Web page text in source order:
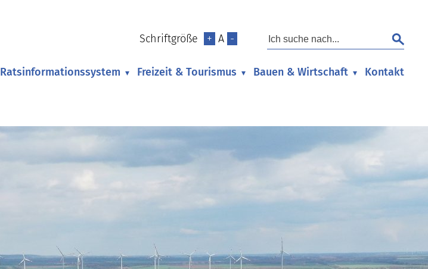
Schriftgröße + A -
Ratsinformationssystem ▾ Freizeit & Tourismus ▾ Bauen & Wirtschaft ▾ Kontakt